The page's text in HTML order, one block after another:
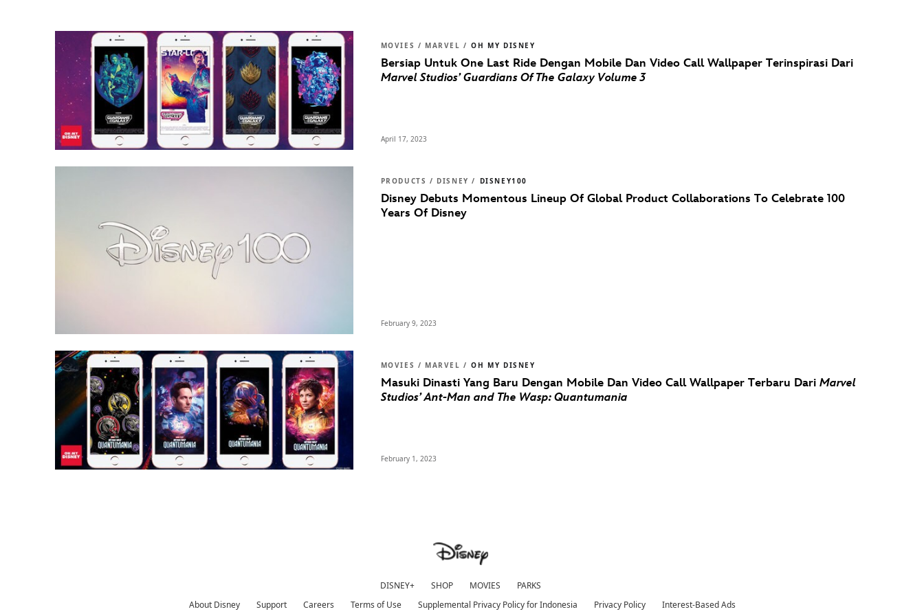
MOVIES / MARVEL / OH MY DISNEY
Bersiap Untuk One Last Ride Dengan Mobile Dan Video Call Wallpaper Terinspirasi Dari
Marvel Studios’ Guardians Of The Galaxy Volume 3
April 17, 2023
PRODUCTS / DISNEY / DISNEY100
Disney Debuts Momentous Lineup Of Global Product Collaborations To Celebrate 100
Years Of Disney
February 9, 2023
MOVIES / MARVEL / OH MY DISNEY
Masuki Dinasti Yang Baru Dengan Mobile Dan Video Call Wallpaper Terbaru Dari Marvel
Studios’ Ant-Man and The Wasp: Quantumania
February 1, 2023
DISNEY+ SHOP MOVIES
PARKS
About Disney
Support Careers Terms of Use Supplemental Privacy Policy for Indonesia Privacy Policy Interest-Based Ads